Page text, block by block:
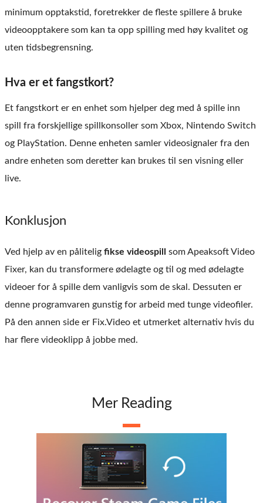
minimum opptakstid, foretrekker de fleste spillere å bruke
videoopptakere som kan ta opp spilling med høy kvalitet og
uten tidsbegrensning.
Hva er et fangstkort?
Et fangstkort er en enhet som hjelper deg med å spille inn
spill fra forskjellige spillkonsoller som Xbox, Nintendo Switch
og PlayStation. Denne enheten samler videosignaler fra den
andre enheten som deretter kan brukes til sen visning eller
live.
Konklusjon
Ved hjelp av en pålitelig fikse videospill
som Apeaksoft Video
Fixer, kan du transformere ødelagte og til og med ødelagte
videoer for å spille dem vanligvis som de skal. Dessuten er
denne programvaren gunstig for arbeid med tunge videofiler.
På den annen side er Fix.Video et utmerket alternativ hvis du
har flere videoklipp å jobbe med.
Mer Reading